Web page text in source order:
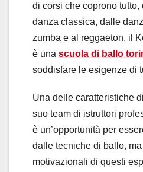
di corsi che coprono tutto,
danza classica, dalle
zumba e al reggaeton, il
è una scuola di ballo
soddisfare le esigenze di
Una delle caratteristiche
suo team di istruttori
è un’opportunità per
dalle tecniche di ballo,
motivazionali di questi